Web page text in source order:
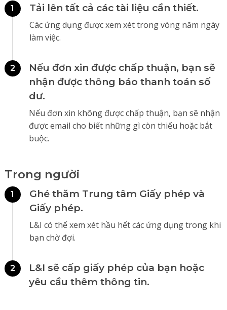
1 Tải lên tất cả các tài liệu cần thiết.
Các ứng dụng được xem xét trong vòng năm ngày
làm việc.
2
Nếu đơn xin được chấp thuận, bạn sẽ
nhận được thông báo thanh toán số
dư.
Nếu đơn xin không được chấp thuận, bạn sẽ nhận
được email cho biết những gì còn thiếu hoặc bắt
buộc.
Trong người
1
Ghé thăm Trung tâm Giấy phép và
Giấy phép.
L&I có thể xem xét hầu hết các ứng dụng trong khi
bạn chờ đợi.
2
L&I sẽ cấp giấy phép của bạn hoặc
yêu cầu thêm thông tin.